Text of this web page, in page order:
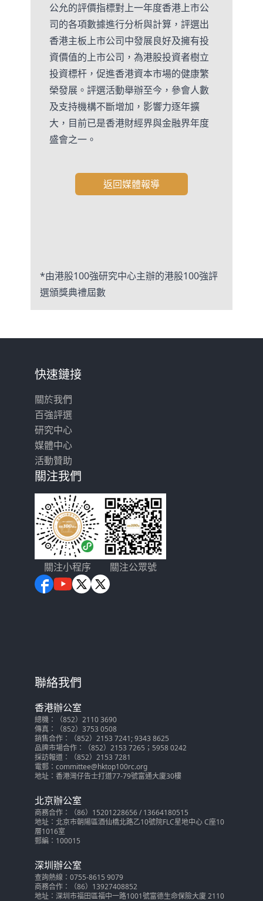
公允的評價指標對上一年度香港上市公
司的各項數據進行分析與計算，評選出
香港主板上市公司中發展良好及擁有投
資價值的上市公司，為港股投資者樹立
投資標杆，促進香港資本市場的健康繁
榮發展。評選活動舉辦至今，參會人數
及支持機構不斷增加，影響力逐年擴
大，目前已是香港財經界與金融界年度
盛會之一。
返回媒體報導
*由港股100強研究中心主辦的港股100強評
選頒獎典禮屆數
快速鏈接
關於我們
百強評選
研究中心
媒體中心
活動贊助
關注我們
關注小程序 關注公眾號
聯絡我們
香港辦公室
總機：（852）2110 3690
傳真：（852）3753 0508
銷售合作：（852）2153 7241; 9343 8625
品牌市場合作：（852）2153 7265；5958 0242
採訪報道：（852）2153 7281
電郵：committee@hktop100rc.org
地址：香港灣仔告士打道77-79號富通大廈30樓
北京辦公室
商務合作：（86）15201228656 / 13664180515
地址：北京市朝陽區酒仙橋北路乙10號院FLC星地中心 C座10
層1016室
郵編：100015
深圳辦公室
查詢熱線：0755-8615 9079
商務合作：（86）13927408852
地址：深圳市福田區福中一路1001號富德生命保險大廈 2110